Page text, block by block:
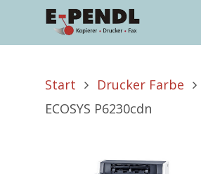
Start Drucker Farbe
ECOSYS P6230cdn